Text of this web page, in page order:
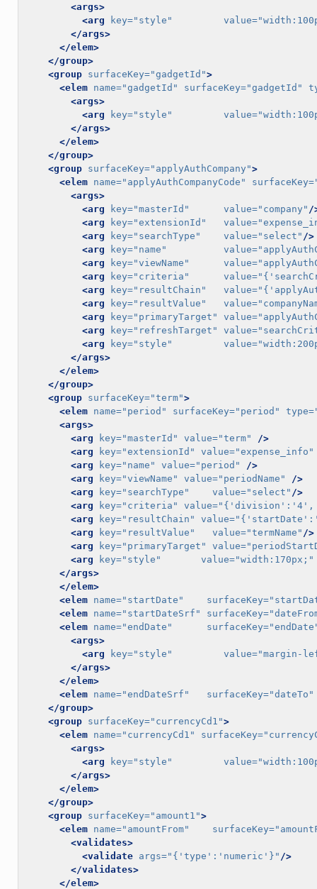
<args>
<arg
key="style" value=
</args>
</elem>
</group>
<group surfaceKey="gadgetId">
<elem name="gadgetId" surfaceKey="gadgetId"
<args>
<arg
key="style" value=
</args>
</elem>
</group>
<group surfaceKey="applyAuthCompany">
<elem name="applyAuthCompanyCode" surfaceKey=
<args>
<arg
key="masterId" value="company" /
<arg
key="extensionId" value=
<arg
key="searchType" value="select" />
<arg
key="name" value=
<arg
key="viewName" value=
<arg
key="criteria" value=
<arg
key="resultChain" value=
<arg
key="resultValue" value=
<arg
key="primaryTarget" value=
<arg
key="refreshTarget" value=
<arg
key="style" value=
</args>
</elem>
</group>
<group surfaceKey="term">
<elem name="period" surfaceKey="period" type=
<args>
<arg
key="masterId" value="term"
/>
<arg
key="extensionId" value="expense_info"
<arg
key="name" value="period"
/>
<arg
key="viewName" value="periodName"
/>
<arg
key="searchType" value="select" />
<arg
key="criteria" value="{'division':'4',
<arg
key="resultChain" value=
<arg
key="resultValue" value="termName" />
<arg
key="primaryTarget" value=
<arg
key="style" value="width:170px;"
</args>
</elem>
<elem name="startDate" surfaceKey=
<elem name="startDateSrf" surfaceKey=
<elem name="endDate" surfaceKey=
<args>
<arg
key="style" value="margin-
</args>
</elem>
<elem name="endDateSrf" surfaceKey="dateTo"
</group>
<group surfaceKey="currencyCd1">
<elem name="currencyCd1" surfaceKey=
<args>
<arg
key="style" value=
</args>
</elem>
</group>
<group surfaceKey="amount1">
<elem name="amountFrom" surfaceKey=
<validates>
<validate args="{'type':'numeric'}" />
</validates>
</elem>